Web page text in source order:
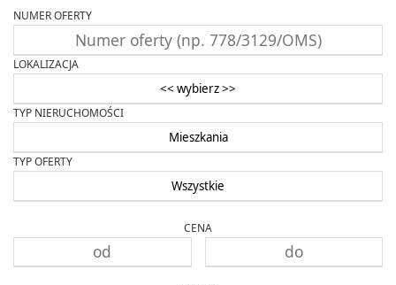
NUMER OFERTY
LOKALIZACJA
<< wybierz >>
TYP NIERUCHOMOŚCI
Mieszkania
TYP OFERTY
Wszystkie
CENA